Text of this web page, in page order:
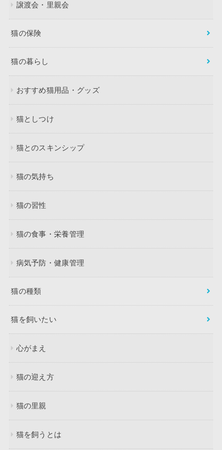
譲渡会・里親会
猫の保険
猫の暮らし
おすすめ猫用品・グッズ
猫としつけ
猫とのスキンシップ
猫の気持ち
猫の習性
猫の食事・栄養管理
病気予防・健康管理
猫の種類
猫を飼いたい
心がまえ
猫の迎え方
猫の里親
猫を飼うとは